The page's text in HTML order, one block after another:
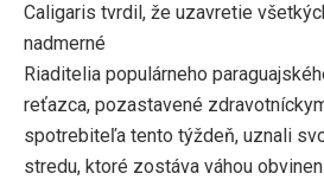
Caligaris tvrdil, že uzavretie
nadmerné
Riaditelia populárneho
reťazca, pozastavené
spotrebiteľa tento týždeň, uznali
stredu, ktoré zostáva váhou